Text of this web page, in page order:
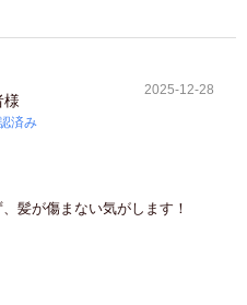
様
済み
2025-12-28
髪が傷まない気がします！